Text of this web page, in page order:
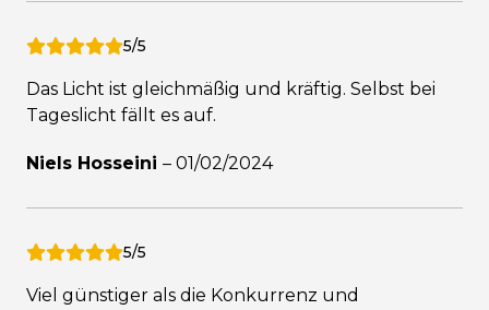
5/5
Das Licht ist gleichmäßig und kräftig. Selbst bei
Tageslicht fällt es auf.
Niels Hosseini – 01/02/2024
5/5
Viel günstiger als die Konkurrenz und